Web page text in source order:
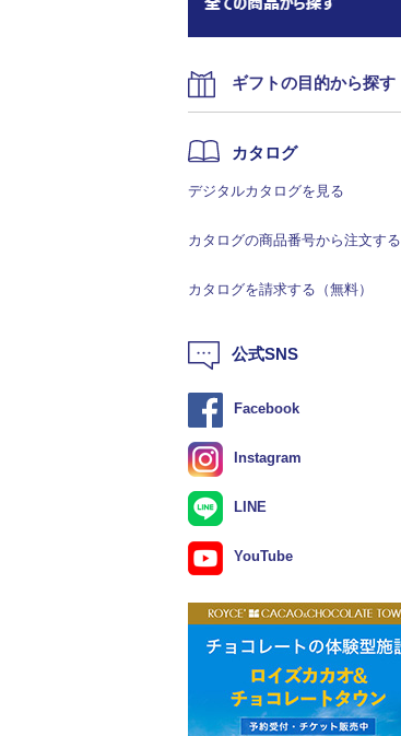
ギフトの目的から探す
カタログ
デジタルカタログを見る
カタログの商品番号から注文する
カタログを請求する（無料）
公式SNS
Facebook
Instagram
LINE
YouTube